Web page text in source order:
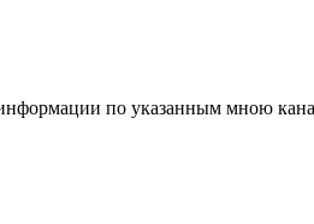
по указанным мною